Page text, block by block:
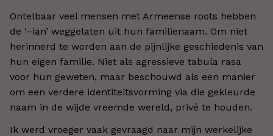
Ontelbaar veel mensen met Armeense roots hebben
de ‘–ian’ weggelaten uit hun familienaam. Om niet
herinnerd te worden aan de pijnlijke geschiedenis van
hun eigen familie. Niet als agressieve tabula rasa
voor hun geweten, maar beschouwd als een manier
om een verdere identiteitsvorming via die gekleurde
naam in de wijde vreemde wereld, privé te houden.
Ik werd vroeger vaak gevraagd naar mijn werkelijke